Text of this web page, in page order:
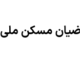
مسکن ملی